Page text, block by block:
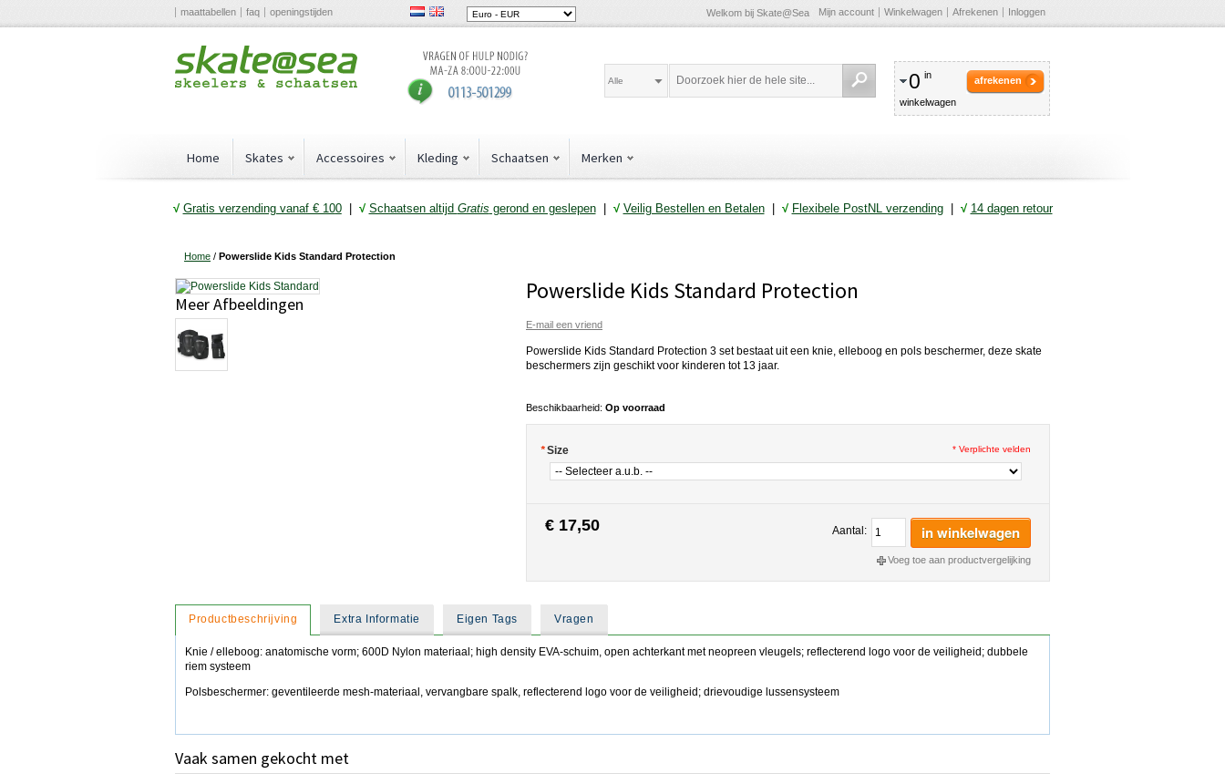
maattabellen faq openingstijden Welkom bij Skate@Sea Mijn account Winkelwagen Afrekenen Inloggen
0 in
winkelwagen
afrekenen
Alle
Home Skates Accessoires Kleding Schaatsen Merken
√ Gratis verzending vanaf € 100| √ Schaatsen altijd Gratis gerond en geslepen| √ Veilig Bestellen en Betalen| √ Flexibele PostNL verzending| √ 14 dagen retour
Home / Powerslide Kids Standard Protection
Powerslide Kids Standard Protection
E-mail een vriend
Powerslide Kids Standard Protection 3 set bestaat uit een knie, elleboog en pols beschermer, deze skate
beschermers zijn geschikt voor kinderen tot 13 jaar.
Beschikbaarheid: Op voorraad
*Size * Verplichte velden
€ 17,50 Aantal: in winkelwagen
Voeg toe aan productvergelijking
Meer Afbeeldingen
Productbeschrijving Extra Informatie Eigen Tags Vragen
Knie / elleboog: anatomische vorm; 600D Nylon materiaal; high density EVA-schuim, open achterkant met neopreen vleugels; reflecterend logo voor de veiligheid; dubbele
riem systeem
Polsbeschermer: geventileerde mesh-materiaal, vervangbare spalk, reflecterend logo voor de veiligheid; drievoudige lussensysteem
Vaak samen gekocht met